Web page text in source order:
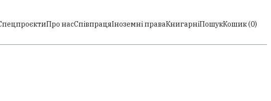
Про насСпівпрацяІноземні праваКнигарніПошукКошик (0)